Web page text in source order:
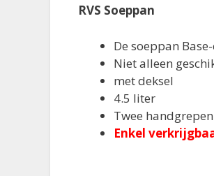
RVS Soeppan
De soeppan
Niet alleen
met deksel
4.5 liter
Twee handgrepen
Enkel